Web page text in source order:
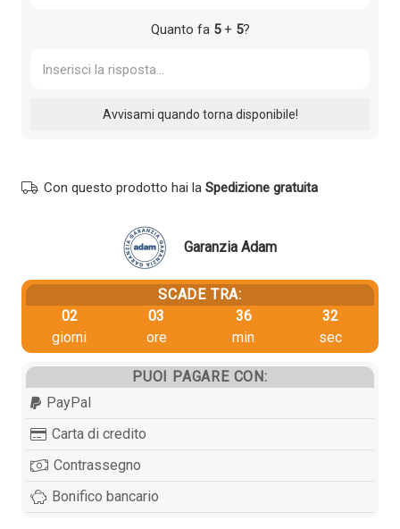
Quanto fa 5+ 5?
Con questo prodotto hai la Spedizione gratuita
Garanzia Adam
SCADE TRA:
02
giorni
03
ore
36
min
32
sec
PUOI PAGARE CON:
PayPal
Carta di credito
Contrassegno
Bonifico bancario